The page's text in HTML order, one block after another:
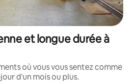
et longue durée à
où vous vous sentez comme
d'un mois ou plus.